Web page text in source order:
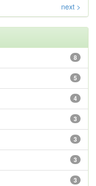
next >
8
5
4
3
3
3
3